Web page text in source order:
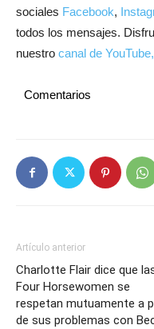
sociales Facebook,
todos los mensajes.
nuestro canal de
Comentarios
Artículo anterior
Charlotte Flair dice que
Four Horsewomen se
respetan mutuamente a
de sus problemas con